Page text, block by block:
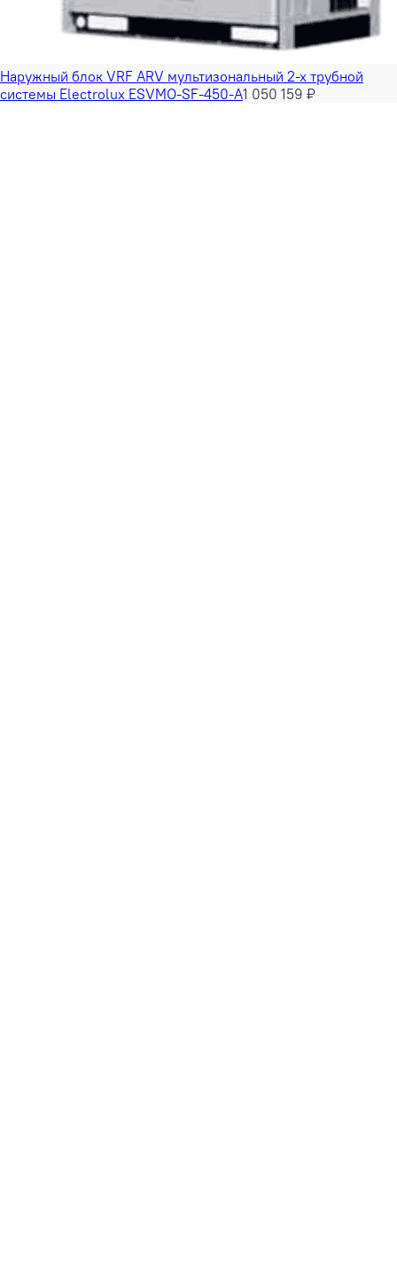
Наружный блок VRF ARV мультизональный 2-х трубной
системы Electrolux ESVMO-SF-450-A1 050 159 ₽